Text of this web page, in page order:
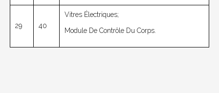
29 40
Vitres Électriques;
Module De Contrôle Du Corps.